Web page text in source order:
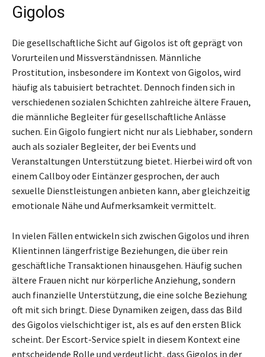
Gigolos
Die gesellschaftliche Sicht auf Gigolos ist oft geprägt von
Vorurteilen und Missverständnissen. Männliche
Prostitution, insbesondere im Kontext von Gigolos, wird
häufig als tabuisiert betrachtet. Dennoch finden sich in
verschiedenen sozialen Schichten zahlreiche ältere Frauen,
die männliche Begleiter für gesellschaftliche Anlässe
suchen. Ein Gigolo fungiert nicht nur als Liebhaber, sondern
auch als sozialer Begleiter, der bei Events und
Veranstaltungen Unterstützung bietet. Hierbei wird oft von
einem Callboy oder Eintänzer gesprochen, der auch
sexuelle Dienstleistungen anbieten kann, aber gleichzeitig
emotionale Nähe und Aufmerksamkeit vermittelt.
In vielen Fällen entwickeln sich zwischen Gigolos und ihren
Klientinnen längerfristige Beziehungen, die über rein
geschäftliche Transaktionen hinausgehen. Häufig suchen
ältere Frauen nicht nur körperliche Anziehung, sondern
auch finanzielle Unterstützung, die eine solche Beziehung
oft mit sich bringt. Diese Dynamiken zeigen, dass das Bild
des Gigolos vielschichtiger ist, als es auf den ersten Blick
scheint. Der Escort-Service spielt in diesem Kontext eine
entscheidende Rolle und verdeutlicht, dass Gigolos in der